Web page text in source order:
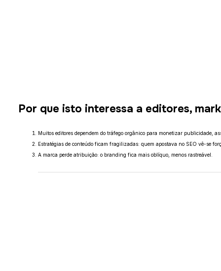
Por que isto interessa a editores,
Muitos editores dependem do tráfego orgânico para monetizar publicidade,
Estratégias de conteúdo ficam fragilizadas: quem apostava no SEO vê-se
A marca perde atribuição: o branding fica mais oblíquo, menos rastreável.